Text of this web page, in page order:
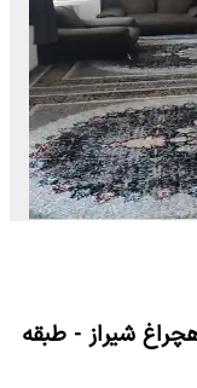
شیراز - طبقه